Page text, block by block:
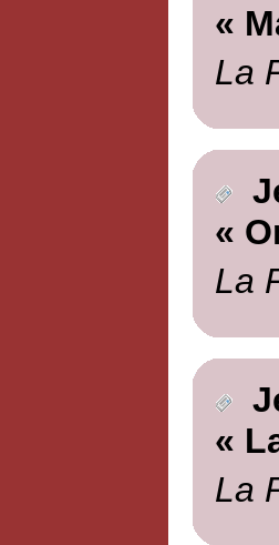
«
La
«
La
«
La